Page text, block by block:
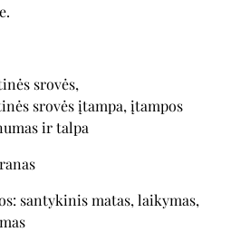
srovės,
srovės įtampa, įtampos
ir talpa
santykinis matas, laikymas,